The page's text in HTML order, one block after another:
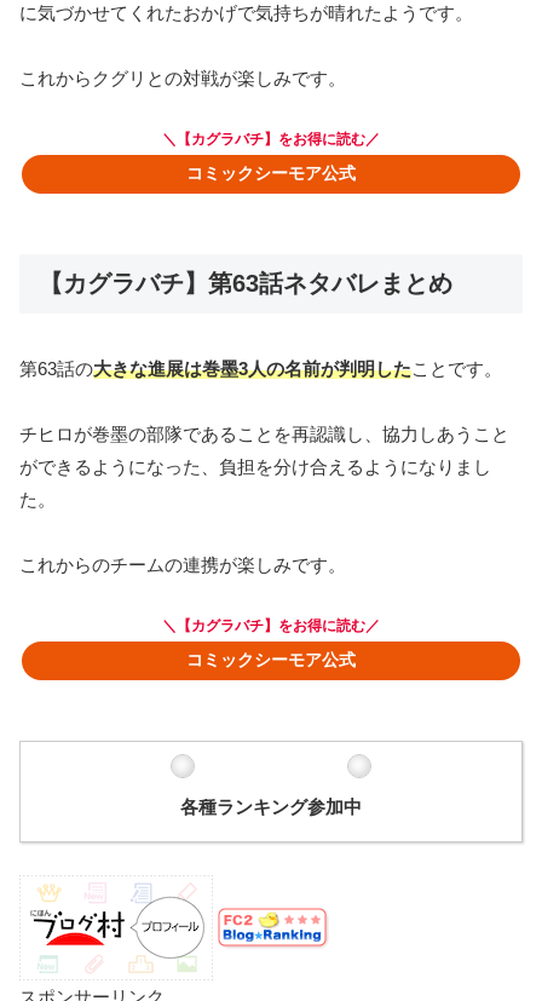
に気づかせてくれたおかげで気持ちが晴れたようです。
これからクグリとの対戦が楽しみです。
＼【カグラバチ】をお得に読む／
コミックシーモア公式
【カグラバチ】第63話ネタバレまとめ
第63話の大きな進展は巻墨3人の名前が判明したことです。
チヒロが巻墨の部隊であることを再認識し、協力しあうこと
ができるようになった、負担を分け合えるようになりまし
た。
これからのチームの連携が楽しみです。
＼【カグラバチ】をお得に読む／
コミックシーモア公式
各種ランキング参加中